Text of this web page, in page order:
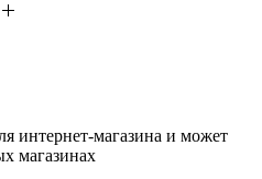
интернет-магазина и может
магазинах